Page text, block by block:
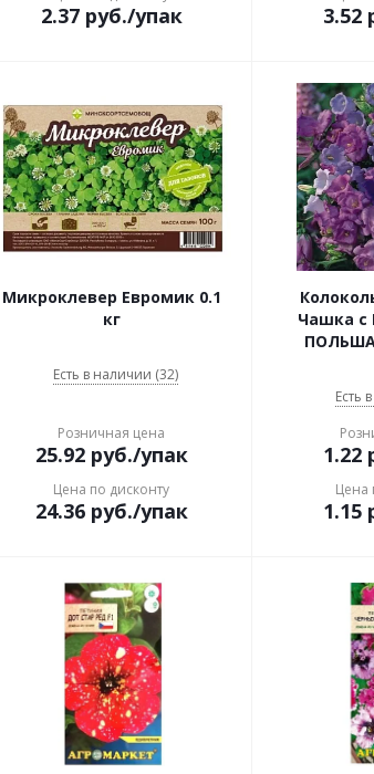
2.37руб./упак 3.52
Микроклевер Евромик 0.1
кг
Есть в наличии (32)
Розничная цена
25.92руб./упак
Цена по дисконту
24.36руб./упак
Чашка с
Есть
1.22
Цена
1.15